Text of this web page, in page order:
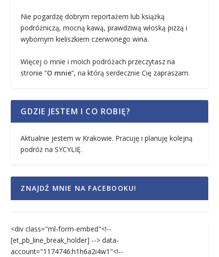
Nie pogardzę dobrym reportażem lub książką
podróżniczą, mocną kawą, prawdziwą włoską pizzą i
wybornym kieliszkiem czerwonego wina.
Więcej o mnie i moich podróżach przeczytasz na
stronie “O mnie“, na którą serdecznie Cię zapraszam.
GDZIE JESTEM I CO ROBIĘ?
Aktualnie jestem w Krakowie. Pracuję i planuję kolejną
podróż na SYCYLIĘ.
ZNAJDŹ MNIE NA FACEBOOKU!
<div class="ml-form-embed"<!--
[et_pb_line_break_holder] --> data-
account="1174746:h1h6a2i4w1"<!--